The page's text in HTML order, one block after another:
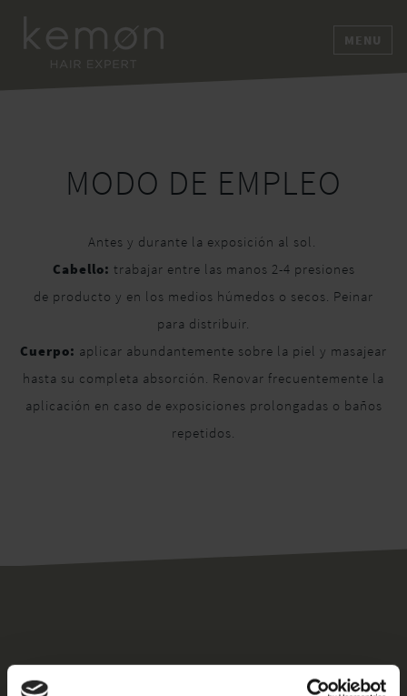
MENU
MODO DE EMPLEO
Antes y durante la exposición al sol.
Cabello: trabajar entre las manos 2-4 presiones
de producto y en los medios húmedos o secos. Peinar
para distribuir.
Cuerpo: aplicar abundantemente sobre la piel y masajear
hasta su completa absorción. Renovar frecuentemente la
aplicación en caso de exposiciones prolongadas o baños
repetidos.
Productos Relacionados